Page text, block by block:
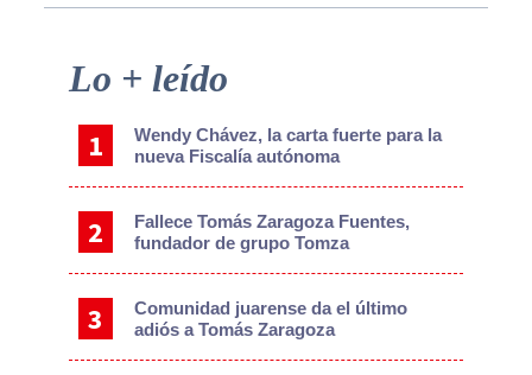
Primary
Lo + leído
Wendy Chávez, la carta fuerte para la
nueva Fiscalía autónoma
Fallece Tomás Zaragoza Fuentes,
fundador de grupo Tomza
Comunidad juarense da el último
adiós a Tomás Zaragoza